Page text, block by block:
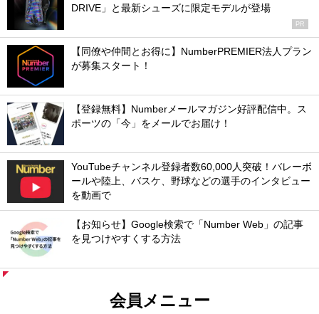
DRIVE」と最新シューズに限定モデルが登場
PR
【同僚や仲間とお得に】NumberPREMIER法人プラン
が募集スタート！
【登録無料】Numberメールマガジン好評配信中。ス
ポーツの「今」をメールでお届け！
YouTubeチャンネル登録者数60,000人突破！バレーボ
ールや陸上、バスケ、野球などの選手のインタビュー
を動画で
【お知らせ】Google検索で「Number Web」の記事
を見つけやすくする方法
会員メニュー